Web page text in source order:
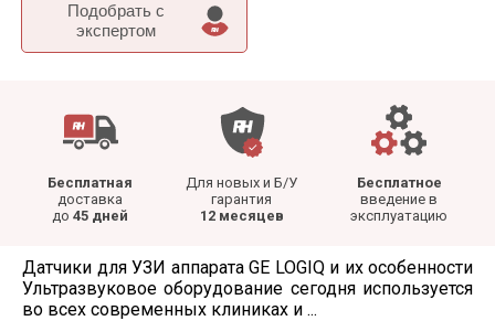
Подобрать c
экспертом
Бесплатная
доставка
до 45 дней
Для новых и Б/У
гарантия
12 месяцев
Бесплатное
введение в
эксплуатацию
Датчики для УЗИ аппарата GE LOGIQ и их особенности
Ультразвуковое оборудование сегодня используется
во всех современных клиниках и ...